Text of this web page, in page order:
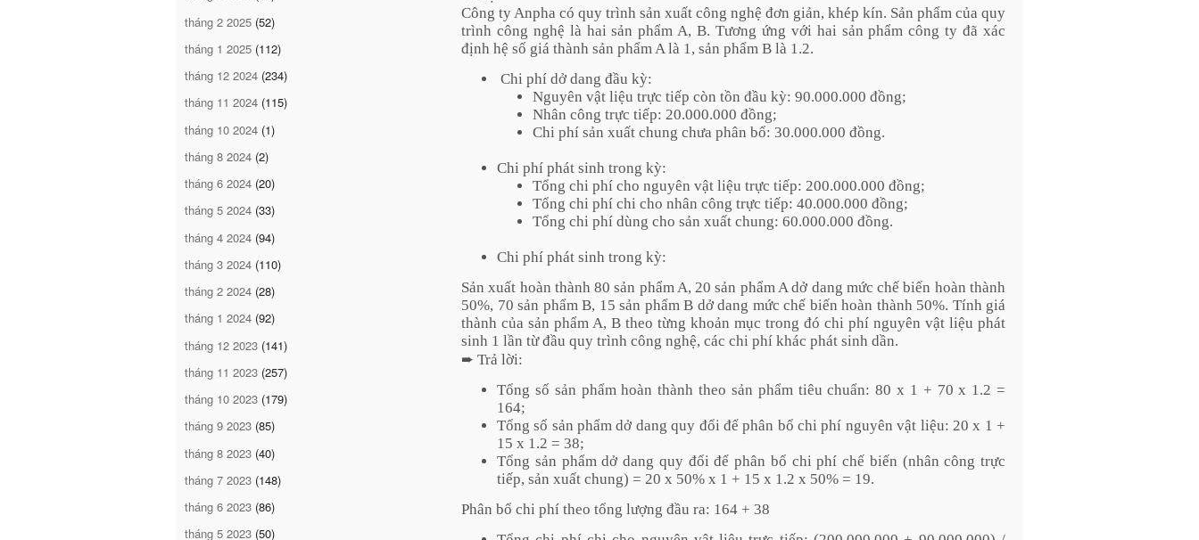
tháng 2 2025 (52)
tháng 1 2025 (112)
tháng 12 2024 (234)
tháng 11 2024 (115)
tháng 10 2024 (1)
tháng 8 2024 (2)
tháng 6 2024 (20)
tháng 5 2024 (33)
tháng 4 2024 (94)
tháng 3 2024 (110)
tháng 2 2024 (28)
tháng 1 2024 (92)
tháng 12 2023 (141)
tháng 11 2023 (257)
tháng 10 2023 (179)
tháng 9 2023 (85)
tháng 8 2023 (40)
tháng 7 2023 (148)
tháng 6 2023 (86)
tháng 5 2023 (50)
Công ty Anpha có quy trình sản xuất công nghệ đơn giản, khép kín. Sản phẩm của quy
trình công nghệ là hai sản phẩm A, B. Tương ứng với hai sản phẩm công ty đã xác
định hệ số giá thành sản phẩm A là 1, sản phẩm B là 1.2.
Chi phí dở dang đầu kỳ:
Nguyên vật liệu trực tiếp còn tồn đầu kỳ: 90.000.000 đồng;
Nhân công trực tiếp: 20.000.000 đồng;
Chi phí sản xuất chung chưa phân bổ: 30.000.000 đồng.
Chi phí phát sinh trong kỳ:
Tổng chi phí cho nguyên vật liệu trực tiếp: 200.000.000 đồng;
Tổng chi phí chi cho nhân công trực tiếp: 40.000.000 đồng;
Tổng chi phí dùng cho sản xuất chung: 60.000.000 đồng.
Chi phí phát sinh trong kỳ:
Sản xuất hoàn thành 80 sản phẩm A, 20 sản phẩm A dở dang mức chế biến hoàn thành
50%, 70 sản phẩm B, 15 sản phẩm B dở dang mức chế biến hoàn thành 50%. Tính giá
thành của sản phẩm A, B theo từng khoản mục trong đó chi phí nguyên vật liệu phát
sinh 1 lần từ đầu quy trình công nghệ, các chi phí khác phát sinh dần.
➨ Trả lời:
Tổng số sản phẩm hoàn thành theo sản phẩm tiêu chuẩn: 80 x 1 + 70 x 1.2 =
164;
Tổng số sản phẩm dở dang quy đổi để phân bổ chi phí nguyên vật liệu: 20 x 1 +
15 x 1.2 = 38;
Tổng sản phẩm dở dang quy đổi để phân bổ chi phí chế biến (nhân công trực
tiếp, sản xuất chung) = 20 x 50% x 1 + 15 x 1.2 x 50% = 19.
Phân bổ chi phí theo tổng lượng đầu ra: 164 + 38